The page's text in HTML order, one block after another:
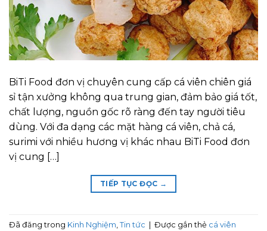
BiTi Food đơn vị chuyên cung cấp cá viên chiên giá
sỉ tận xưởng không qua trung gian, đảm bảo giá tốt,
chất lượng, nguồn gốc rõ ràng đến tay người tiêu
dùng. Với đa dạng các mặt hàng cá viên, chả cá,
surimi với nhiều hương vị khác nhau BiTi Food đơn
vị cung […]
TIẾP TỤC ĐỌC →
Đã đăng trong Kinh Nghiệm Tin tức | Được gắn thẻ cá viên